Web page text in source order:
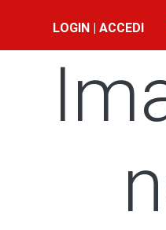
LOGIN | ACCEDI